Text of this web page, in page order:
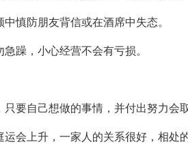
慎防朋友背信或在酒席中失态。
躁，小心经营不会有亏损。
要自己想做的事情，并付出努力会
会上升，一家人的关系很好，相处